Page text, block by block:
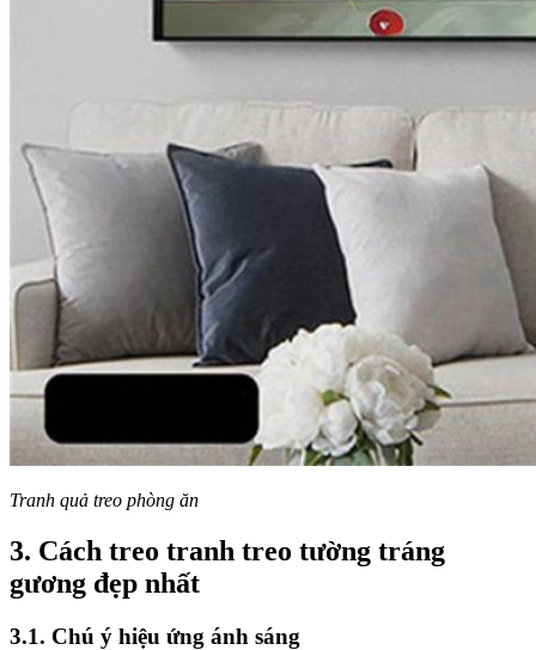
Tranh quả treo phòng ăn
3. Cách treo tranh treo tường tráng
gương đẹp nhất
3.1. Chú ý hiệu ứng ánh sáng